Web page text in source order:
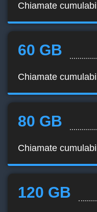
Chiamate
60 GB
Chiamate
80 GB
Chiamate
120 GB